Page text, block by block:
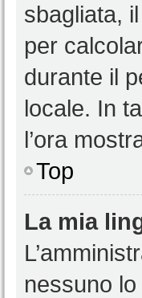
sbagliata,
per
durante il
locale. In
l’ora
Top
La mia
nessuno